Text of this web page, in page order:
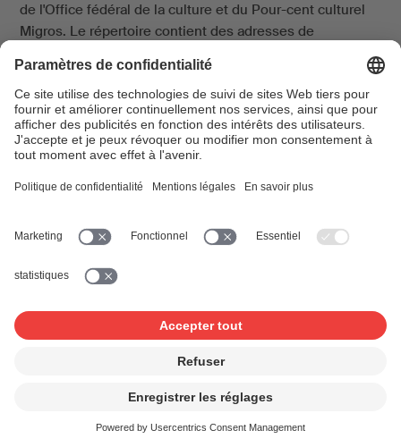
de l'Office fédéral de la culture et du Pour-cent culturel
Migros. Le répertoire contient des adresses de
promotionculturelle.ch
Pour-cent culturel Migros
Le Pour-cent culturel Migros consiste en un engagement